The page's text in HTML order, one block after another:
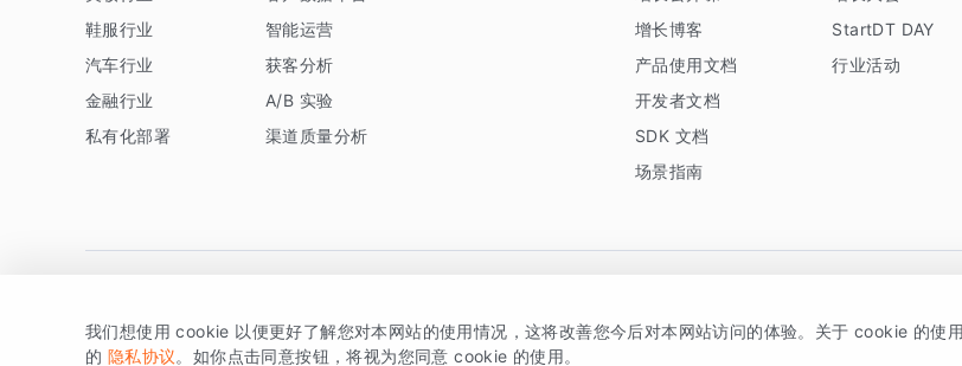
鞋服行业
汽车行业
金融行业
私有化部署
智能运营
获客分析
A/B 实验
渠道质量分析
增长博客
产品使用文档
开发者文档
SDK 文档
场景指南
StartDT DAY
行业活动
版权所有 © 北京易数科技有限公司SDK相关说明 京ICP备15038330号
我们想使用 cookie 以便更好了解您对本网站的使用情况，这将改善您今后对本网站访问的体验。关于 cookie 的使
的 隐私协议。如你点击同意按钮，将视为您同意 cookie 的使用。